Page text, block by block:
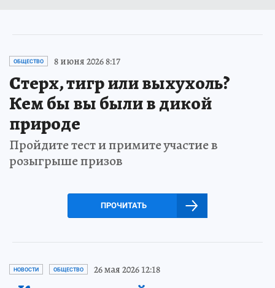
ОБЩЕСТВО 8 июня 2026 8:17
Стерх, тигр или выхухоль?
Кем бы вы были в дикой
природе
Пройдите тест и примите участие в
розыгрыше призов
ПРОЧИТАТЬ
НОВОСТИ ОБЩЕСТВО 26 мая 2026 12:18